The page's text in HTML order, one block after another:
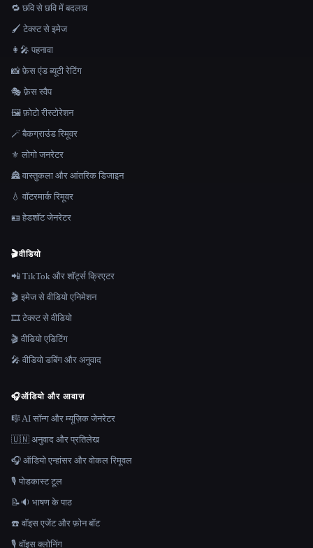
🔁 छवि से छवि में बदलाव
🖌️ टेक्स्ट से इमेज
👩‍🎤 पहनावा
📸 फ़ेस एंड ब्यूटी रेटिंग
🎭 फ़ेस स्वैप
🖼️ फ़ोटो रीस्टोरेशन
🪄 बैकग्राउंड रिमूवर
⚜️ लोगो जनरेटर
🏯 वास्तुकला और आंतरिक डिजाइन
💧 वॉटरमार्क रिमूवर
🪪 हेडशॉट जेनरेटर
🎬वीडियो
📲 TikTok और शॉर्ट्स क्रिएटर
🎬 इमेज से वीडियो एनिमेशन
🎞️ टेक्स्ट से वीडियो
🎬 वीडियो एडिटिंग
🎤 वीडियो डबिंग और अनुवाद
🎧ऑडियो और आवाज़
🎼 AI सॉन्ग और म्यूज़िक जेनरेटर
🇺🇳 अनुवाद और प्रतिलेख
🎧 ऑडियो एन्हांसर और वोकल रिमूवल
🎙️ पोडकास्ट टूल
📝🔉 भाषण के पाठ
☎️ वॉइस एजेंट और फ़ोन बॉट
🎙️ वॉइस क्लोनिंग